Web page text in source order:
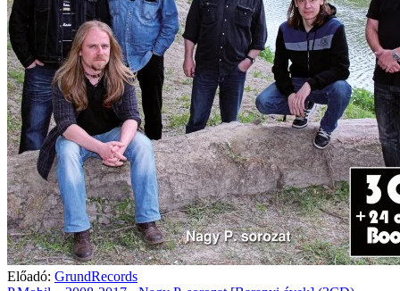
Előadó: GrundRecords